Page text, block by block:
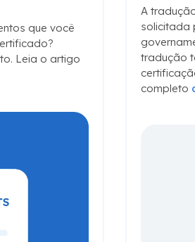
que você
Leia o artigo
A
solicitada
tradução
completo